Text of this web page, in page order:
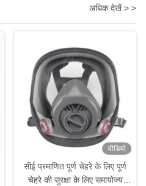
अधिक देखें > >
वीडियो
सीई प्रमाणित पूर्ण चेहरे के लिए पूर्ण
चेहरे की सुरक्षा के लिए समायोज्य